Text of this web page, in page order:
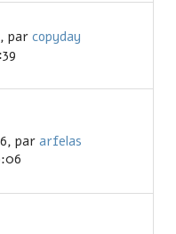
par copyday
par arfelas